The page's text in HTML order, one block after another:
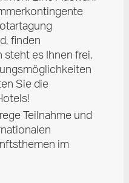
finden
steht es Ihnen frei,
Sie die
Teilnahme und
im